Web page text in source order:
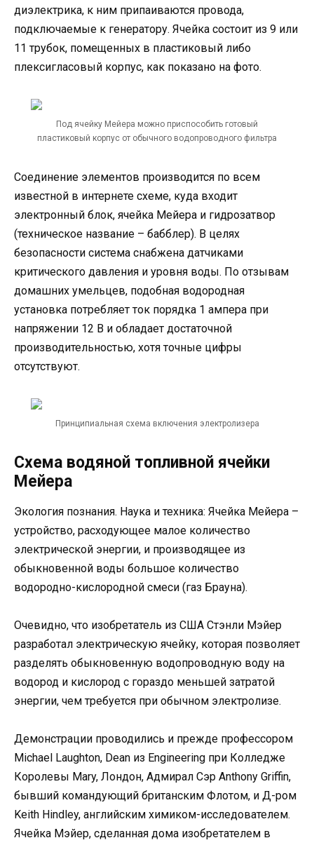
диэлектрика, к ним припаиваются провода,
подключаемые к генератору. Ячейка состоит из 9 или
11 трубок, помещенных в пластиковый либо
плексигласовый корпус, как показано на фото.
Под ячейку Мейера можно приспособить готовый
пластиковый корпус от обычного водопроводного фильтра
Соединение элементов производится по всем
известной в интернете схеме, куда входит
электронный блок, ячейка Мейера и гидрозатвор
(техническое название – бабблер). В целях
безопасности система снабжена датчиками
критического давления и уровня воды. По отзывам
домашних умельцев, подобная водородная
установка потребляет ток порядка 1 ампера при
напряжении 12 В и обладает достаточной
производительностью, хотя точные цифры
отсутствуют.
Принципиальная схема включения электролизера
Схема водяной топливной ячейки
Мейера
Экология познания. Наука и техника: Ячейка Мейера –
устройство, расходующее малое количество
электрической энергии, и производящее из
обыкновенной воды большое количество
водородно-кислородной смеси (газ Брауна).
Очевидно, что изобретатель из США Стэнли Мэйер
разработал электрическую ячейку, которая позволяет
разделять обыкновенную водопроводную воду на
водород и кислород с гораздо меньшей затратой
энергии, чем требуется при обычном электролизе.
Демонстрации проводились и прежде профессором
Michael Laughton, Dean из Engineering при Колледже
Королевы Mary, Лондон, Адмирал Сэр Anthony Griffin,
бывший командующий британским Флотом, и Д-ром
Keith Hindley, английским химиком-исследователем.
Ячейка Мэйер, сделанная дома изобретателем в